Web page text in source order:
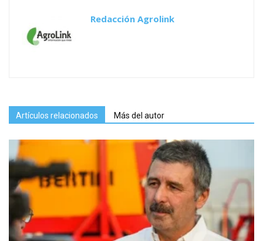
Redacción Agrolink
Artículos relacionados Más del autor